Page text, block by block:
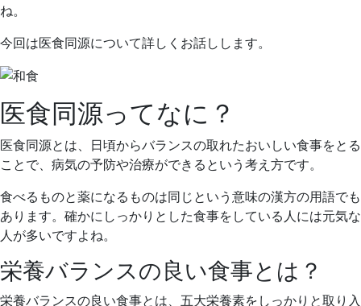
ね。
今回は医食同源について詳しくお話しします。
医食同源ってなに？
医食同源とは、日頃からバランスの取れたおいしい食事をとる
ことで、病気の予防や治療ができるという考え方です。
食べるものと薬になるものは同じという意味の漢方の用語でも
あります。確かにしっかりとした食事をしている人には元気な
人が多いですよね。
栄養バランスの良い食事とは？
栄養バランスの良い食事とは、五大栄養素をしっかりと取り入